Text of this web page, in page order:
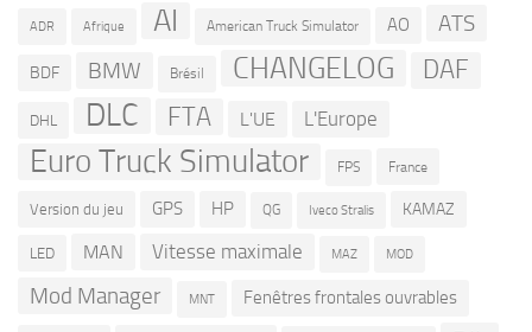
ADR Afrique AI American Truck Simulator AO ATS
BDF BMW Brésil CHANGELOG DAF
DHL DLC FTA L'UE L'Europe
Euro Truck Simulator FPS France
Version du jeu GPS HP QG Iveco Stralis KAMAZ
LED MAN Vitesse maximale MAZ MOD
Mod Manager MNT Fenêtres frontales ouvrables